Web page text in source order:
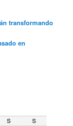
transformando
en
S S